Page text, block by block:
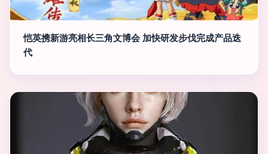
恺英携新游亮相长三角文博会 加快研发步伐完成产品迭
代